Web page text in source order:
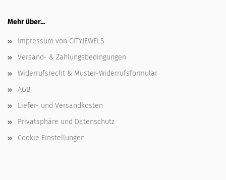
Mehr über...
Impressum von CITYJEWELS
Versand- & Zahlungsbedingungen
Widerrufsrecht & Muster-Widerrufsformular
AGB
Liefer- und Versandkosten
Privatsphäre und Datenschutz
Cookie Einstellungen